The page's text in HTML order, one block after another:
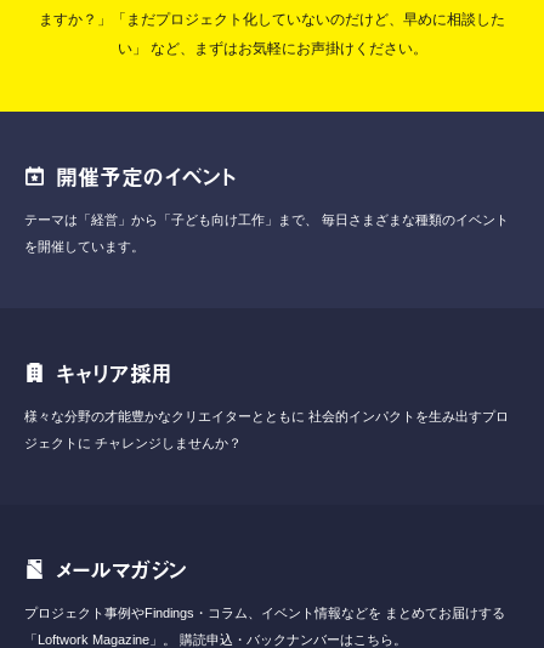
ますか？」「まだプロジェクト化していないのだけど、早めに相談した
い」
など、まずはお気軽にお声掛けください。
開催予定のイベント
テーマは「経営」から「子ども向け工作」まで、
毎日さまざまな種類のイベント
を開催しています。
キャリア採用
様々な分野の才能豊かなクリエイターとともに 社会的インパクトを生み出すプロ
ジェクトに チャレンジしませんか？
メールマガジン
プロジェクト事例やFindings・コラム、イベント情報などを まとめてお届けする
「Loftwork Magazine」。
購読申込・バックナンバーはこちら。